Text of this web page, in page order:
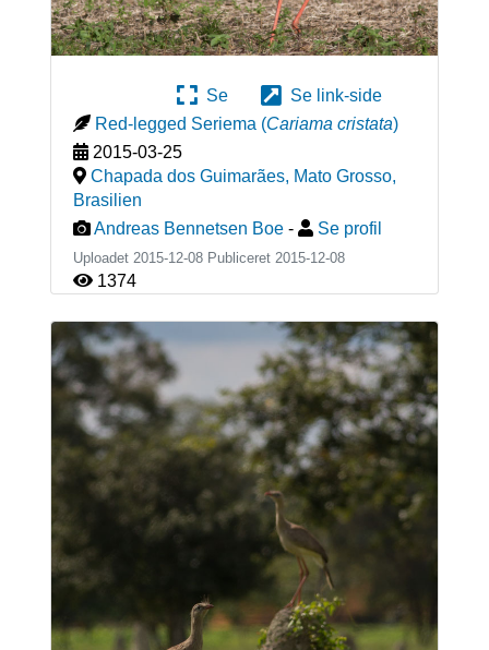
Se
Se link-side
Red-legged Seriema (Cariama cristata)
2015-03-25
Chapada dos Guimarães, Mato Grosso,
Brasilien
Andreas Bennetsen Boe - Se profil
Uploadet 2015-12-08 Publiceret 2015-12-08
1374